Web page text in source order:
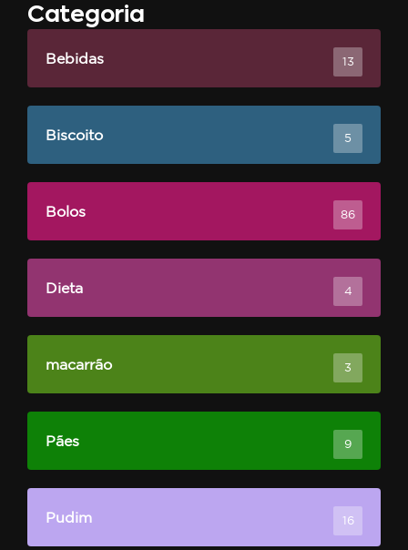
Categoria
Bebidas 13
Biscoito 5
Bolos 86
Dieta 4
macarrão 3
Pães 9
Pudim 16